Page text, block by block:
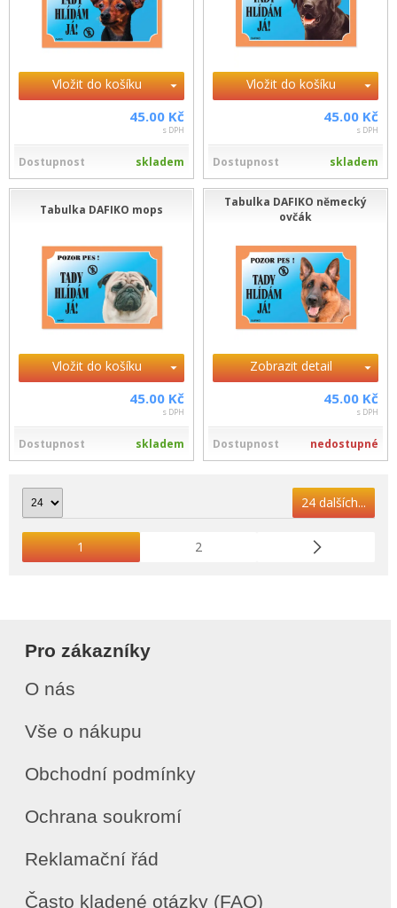
Vložit do košíku
45.00 Kč
s DPH
Dostupnost skladem
Vložit do košíku
45.00 Kč
s DPH
Dostupnost skladem
Tabulka DAFIKO mops
Vložit do košíku
45.00 Kč
s DPH
Dostupnost skladem
Tabulka DAFIKO německý
ovčák
Zobrazit detail
45.00 Kč
s DPH
Dostupnost nedostupné
24 dalších...
1 2
Pro zákazníky
O nás
Vše o nákupu
Obchodní podmínky
Ochrana soukromí
Reklamační řád
Často kladené otázky (FAQ)